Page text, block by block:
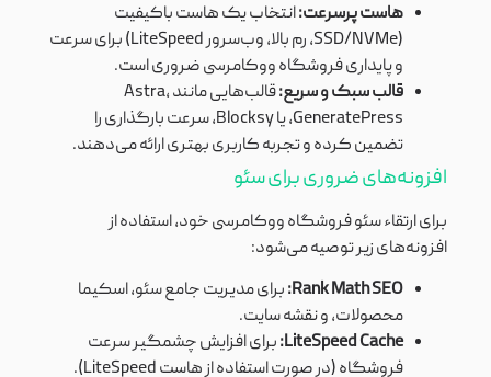
هاست پرسرعت:انتخاب یک هاست باکیفیت
(SSD/NVMe، رم بالا، وب‌سرور LiteSpeed) برای سرعت
و پایداری فروشگاه ووکامرسی ضروری است.
قالب سبک و سریع:
قالب‌هایی مانند Astra،
GeneratePress، یا Blocksy، سرعت بارگذاری را
تضمین کرده و تجربه کاربری بهتری ارائه می‌دهند.
افزونه‌های ضروری برای سئو
برای ارتقاء سئو فروشگاه ووکامرسی خود، استفاده از
افزونه‌های زیر توصیه می‌شود:
Rank Math SEO: برای مدیریت جامع سئو، اسکیما
محصولات، و نقشه سایت.
LiteSpeed Cache: برای افزایش چشمگیر سرعت
فروشگاه (در صورت استفاده از هاست LiteSpeed).